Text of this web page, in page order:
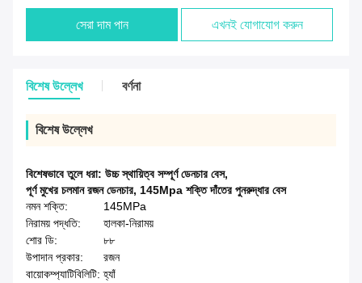
সেরা দাম পান এখনই যোগাযোগ করুন
বিশেষ উল্লেখ বর্ণনা
বিশেষ উল্লেখ
বিশেষভাবে তুলে ধরা: উচ্চ স্থায়িত্ব সম্পূর্ণ ডেনচার বেস,
পূর্ণ মুখের চলমান রজন ডেনচার, 145Mpa শক্তি দাঁতের পুনরুদ্ধার বেস
নমন শক্তি:
145MPa
নিরাময় পদ্ধতি:
হালকা-নিরাময়
শোর ডি:
৮৮
উপাদান প্রকার:
রজন
বায়োকম্প্যাটিবিলিটি: হ্যাঁ